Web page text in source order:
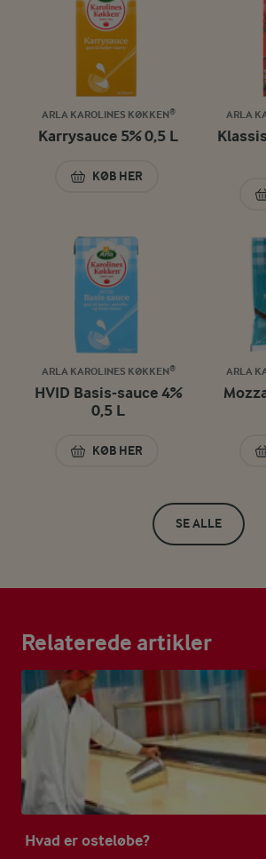
ARLA KAROLINES KØKKEN®
Karrysauce 5% 0,5 L
KØB HER
KARRYSAUCE 5% 0,5 L
ARLA
ARLA KAROLINES KØKKEN®
HVID Basis-sauce 4%
0,5 L
KØB HER
HVID BASIS-SAUCE 4% 0,5 L
ARLA
SE ALLE
Relaterede artikler
Hvad er osteløbe?